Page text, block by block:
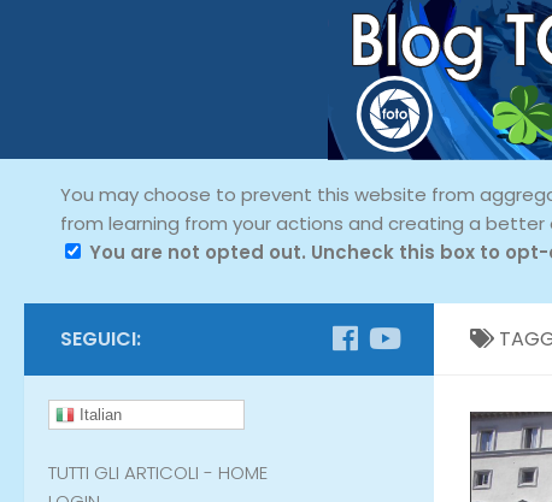
You may choose to prevent this website from
from learning from your actions and creating a better
You are not opted out. Uncheck this box to
SEGUICI:
Italian
TUTTI GLI ARTICOLI - HOME